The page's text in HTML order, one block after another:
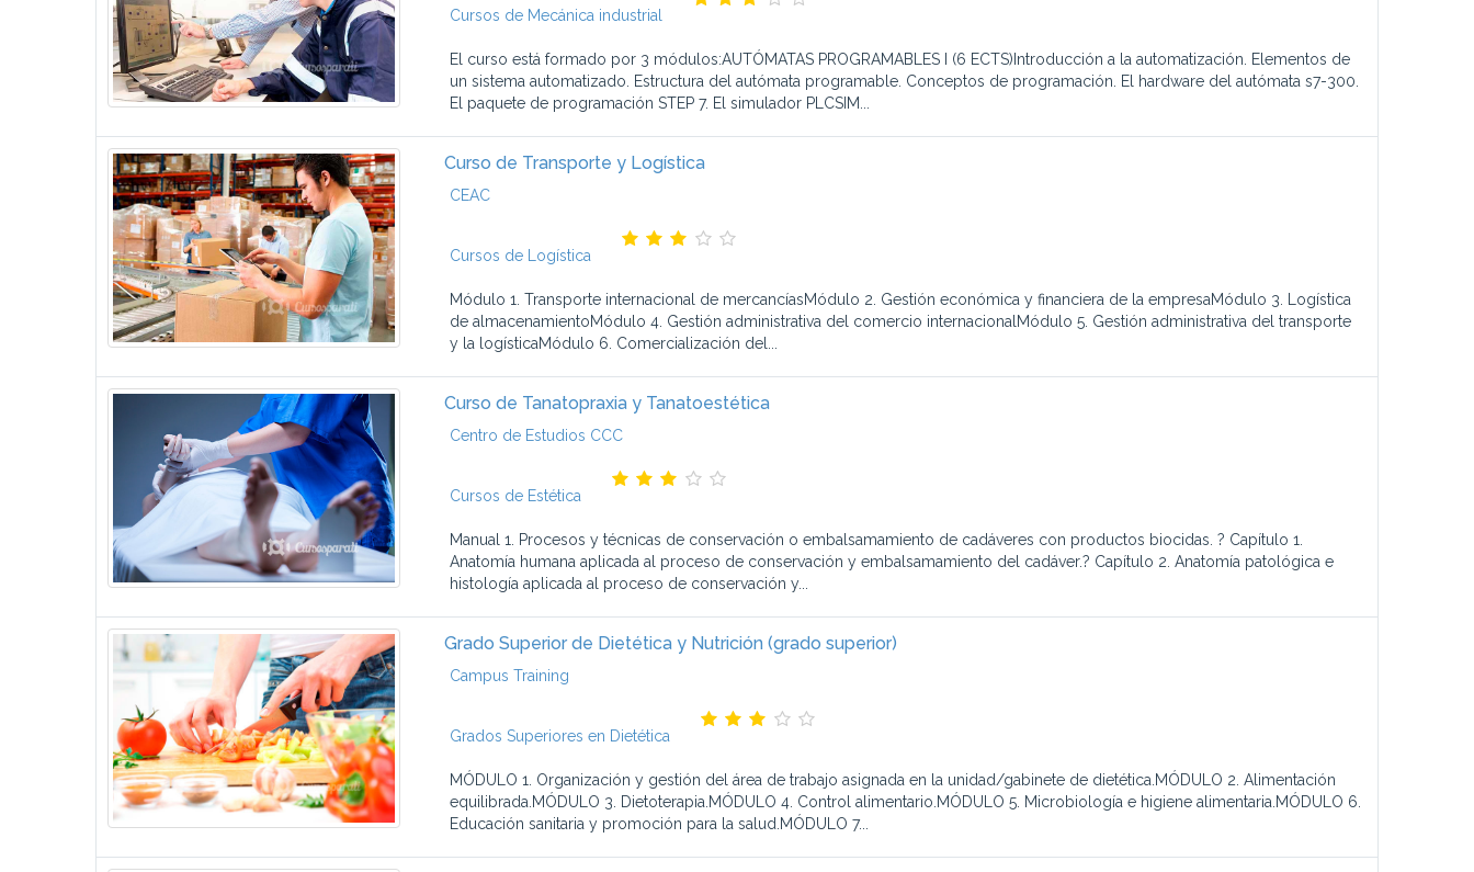
Cursos de Mecánica industrial
El curso está formado por 3 módulos:AUTÓMATAS PROGRAMABLES I (6 ECTS)Introducción a la automatización. Elementos de
un sistema automatizado. Estructura del autómata programable. Conceptos de programación. El hardware del autómata s7-300.
El paquete de programación STEP 7. El simulador PLCSIM...
Curso de Transporte y Logística
CEAC
Cursos de Logística
Módulo 1. Transporte internacional de mercancíasMódulo 2. Gestión económica y financiera de la empresaMódulo 3. Logística
de almacenamientoMódulo 4. Gestión administrativa del comercio internacionalMódulo 5. Gestión administrativa del transporte
y la logísticaMódulo 6. Comercialización del...
Curso de Tanatopraxia y Tanatoestética
Centro de Estudios CCC
Cursos de Estética
Manual 1. Procesos y técnicas de conservación o embalsamamiento de cadáveres con productos biocidas. ? Capítulo 1.
Anatomía humana aplicada al proceso de conservación y embalsamamiento del cadáver.? Capítulo 2. Anatomía patológica e
histología aplicada al proceso de conservación y...
Grado Superior de Dietética y Nutrición (grado superior)
Campus Training
Grados Superiores en Dietética
MÓDULO 1. Organización y gestión del área de trabajo asignada en la unidad/gabinete de dietética.MÓDULO 2. Alimentación
equilibrada.MÓDULO 3. Dietoterapia.MÓDULO 4. Control alimentario.MÓDULO 5. Microbiología e higiene alimentaria.MÓDULO 6.
Educación sanitaria y promoción para la salud.MÓDULO 7...